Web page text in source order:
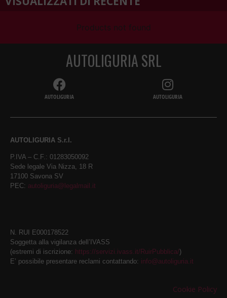
Products not found
AUTOLIGURIA SRL
AUTOLIGURIA AUTOLIGURIA
AUTOLIGURIA S.r.l.
P.IVA – C.F.: 01283050092
Sede legale Via Nizza, 18 R
17100 Savona SV
PEC: autoliguria@legalmail.it
N. RUI E000178522
Soggetta alla vigilanza dell’IVASS
(estremi di iscrizione: https://servizi.ivass.it/RuirPubblica/)
E’ possibile presentare reclami contattando: info@autoliguria.it
Cookie Policy